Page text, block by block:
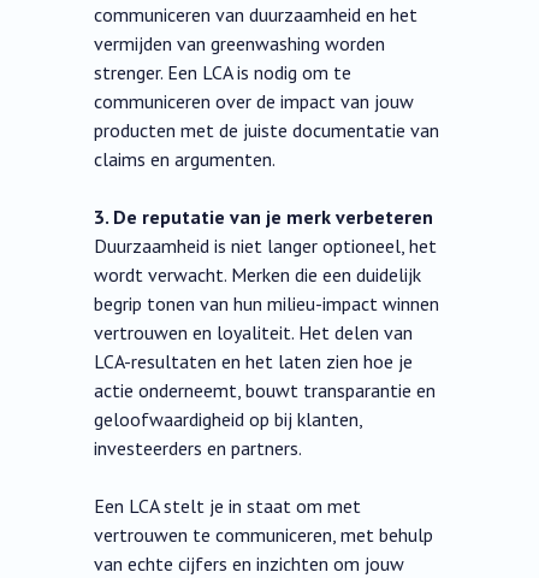
communiceren van duurzaamheid en het
vermijden van greenwashing worden
strenger. Een LCA is nodig om te
communiceren over de impact van jouw
producten met de juiste documentatie van
claims en argumenten.
3. De reputatie van je merk verbeteren
Duurzaamheid is niet langer optioneel, het
wordt verwacht. Merken die een duidelijk
begrip tonen van hun milieu-impact winnen
vertrouwen en loyaliteit. Het delen van
LCA-resultaten en het laten zien hoe je
actie onderneemt, bouwt transparantie en
geloofwaardigheid op bij klanten,
investeerders en partners.
Een LCA stelt je in staat om met
vertrouwen te communiceren, met behulp
van echte cijfers en inzichten om jouw